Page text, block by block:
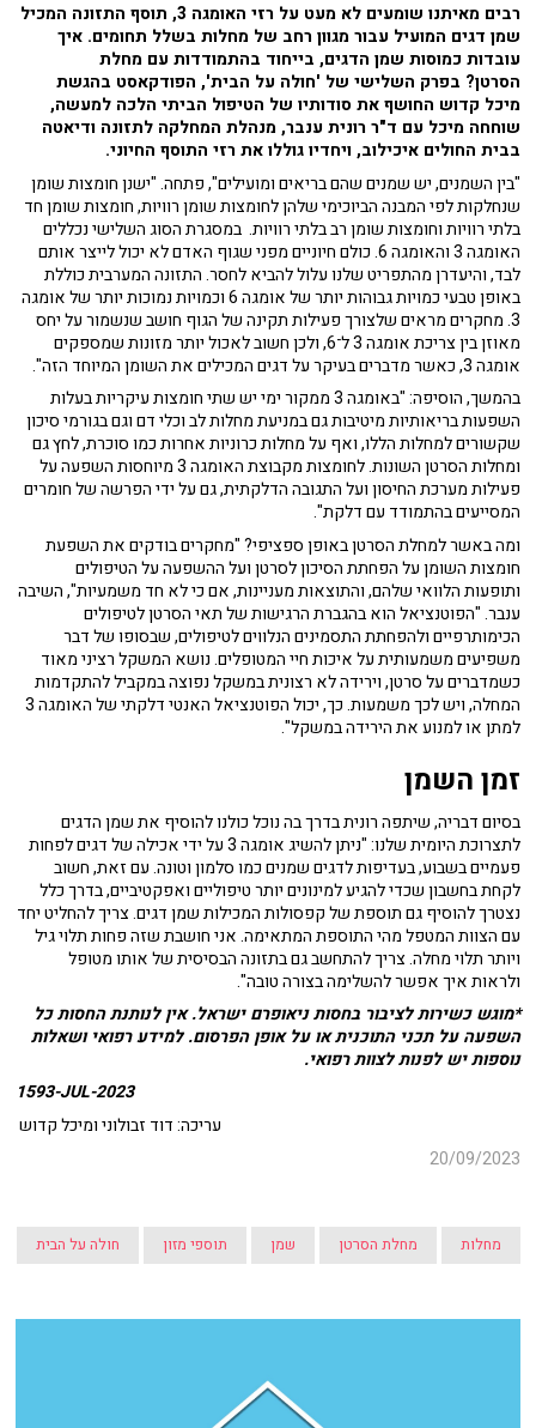
רבים מאיתנו שומעים לא מעט על רזי האומגה 3, תוסף התזונה המכיל
שמן דגים המועיל עבור מגוון רחב של מחלות בשלל תחומים. איך
עובדות כמוסות שמן הדגים, בייחוד בהתמודדות עם מחלת
הסרטן? בפרק השלישי של 'חולה על הבית', הפודקאסט בהגשת
מיכל קדוש החושף את סודותיו של הטיפול הביתי הלכה למעשה,
שוחחה מיכל עם ד"ר רונית ענבר, מנהלת המחלקה לתזונה ודיאטה
בבית החולים איכילוב, ויחדיו גוללו את רזי התוסף החיוני.
"בין השמנים, יש שמנים שהם בריאים ומועילים", פתחה. "ישנן חומצות שומן
שנחלקות לפי המבנה הביוכימי שלהן לחומצות שומן רוויות, חומצות שומן חד
בלתי רוויות וחומצות שומן רב בלתי רוויות. במסגרת הסוג השלישי נכללים
האומגה 3 והאומגה 6. כולם חיוניים מפני שגוף האדם לא יכול לייצר אותם
לבד, והיעדרן מהתפריט שלנו עלול להביא לחסר. התזונה המערבית כוללת
באופן טבעי כמויות גבוהות יותר של אומגה 6 וכמויות נמוכות יותר של אומגה
3. מחקרים מראים שלצורך פעילות תקינה של הגוף חושב שנשמור על יחס
מאוזן בין צריכת אומגה 3 ל־6, ולכן חשוב לאכול יותר מזונות שמספקים
אומגה 3, כאשר מדברים בעיקר על דגים המכילים את השומן המיוחד הזה".
בהמשך, הוסיפה: "באומגה 3 ממקור ימי יש שתי חומצות עיקריות בעלות
השפעות בריאותיות מיטיבות גם במניעת מחלות לב וכלי דם וגם בגורמי סיכון
שקשורים למחלות הללו, ואף על מחלות כרוניות אחרות כמו סוכרת, לחץ גם
ומחלות הסרטן השונות. לחומצות מקבוצת האומגה 3 מיוחסות השפעה על
פעילות מערכת החיסון ועל התגובה הדלקתית, גם על ידי הפרשה של חומרים
המסייעים בהתמודד עם דלקת".
ומה באשר למחלת הסרטן באופן ספציפי? "מחקרים בודקים את השפעת
חומצות השומן על הפחתת הסיכון לסרטן ועל ההשפעה על הטיפולים
ותופעות הלוואי שלהם, והתוצאות מעניינות, אם כי לא חד משמעיות", השיבה
ענבר. "הפוטנציאל הוא בהגברת הרגישות של תאי הסרטן לטיפולים
הכימותרפיים ולהפחתת התסמינים הנלווים לטיפולים, שבסופו של דבר
משפיעים משמעותית על איכות חיי המטופלים. נושא המשקל רציני מאוד
כשמדברים על סרטן, וירידה לא רצונית במשקל נפוצה במקביל להתקדמות
המחלה, ויש לכך משמעות. כך, יכול הפוטנציאל האנטי דלקתי של האומגה 3
למתן או למנוע את הירידה במשקל".
זמן השמן
בסיום דבריה, שיתפה רונית בדרך בה נוכל כולנו להוסיף את שמן הדגים
לתצרוכת היומית שלנו: "ניתן להשיג אומגה 3 על ידי אכילה של דגים לפחות
פעמיים בשבוע, בעדיפות לדגים שמנים כמו סלמון וטונה. עם זאת, חשוב
לקחת בחשבון שכדי להגיע למינונים יותר טיפוליים ואפקטיביים, בדרך כלל
נצטרך להוסיף גם תוספת של קפסולות המכילות שמן דגים. צריך להחליט יחד
עם הצוות המטפל מהי התוספת המתאימה. אני חושבת שזה פחות תלוי גיל
ויותר תלוי מחלה. צריך להתחשב גם בתזונה הבסיסית של אותו מטופל
ולראות איך אפשר להשלימה בצורה טובה".
*מוגש כשירות לציבור בחסות ניאופרם ישראל. אין לנותנת החסות כל
השפעה על תכני התוכנית או על אופן הפרסום. למידע רפואי ושאלות
נוספות יש לפנות לצוות רפואי.
1593-JUL-2023
עריכה: דוד זבולוני ומיכל קדוש
20/09/2023
מחלות מחלת הסרטן שמן תוספי מזון חולה על הבית